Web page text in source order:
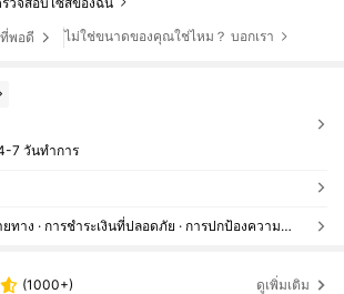
พอดี ไม่ใช่ขนาดของคุณใช่ไหม？ บอกเรา
7 วันทำการ
มีบริการเก็บเงินปลายทาง · การชำระเงินที่ปลอดภัย · การปกป้องความเป็นส่วนตัว
(1000+) ดูเพิ่มเติม